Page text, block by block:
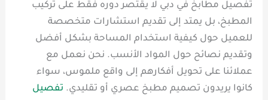
تفصيل مطابخ في دبي لا يقتصر دوره فقط على تركيب
المطبخ، بل يمتد إلى تقديم استشارات متخصصة
للعميل حول كيفية استخدام المساحة بشكل أفضل
وتقديم نصائح حول المواد الأنسب. نحن نعمل مع
عملائنا على تحويل أفكارهم إلى واقع ملموس، سواء
كانوا يريدون تصميم مطبخ عصري أو تقليدي. تفصيل